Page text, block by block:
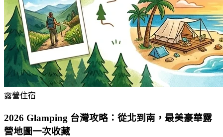
露營住宿
2026 Glamping 台灣攻略：從北到南，最美豪華露
營地圖一次收藏